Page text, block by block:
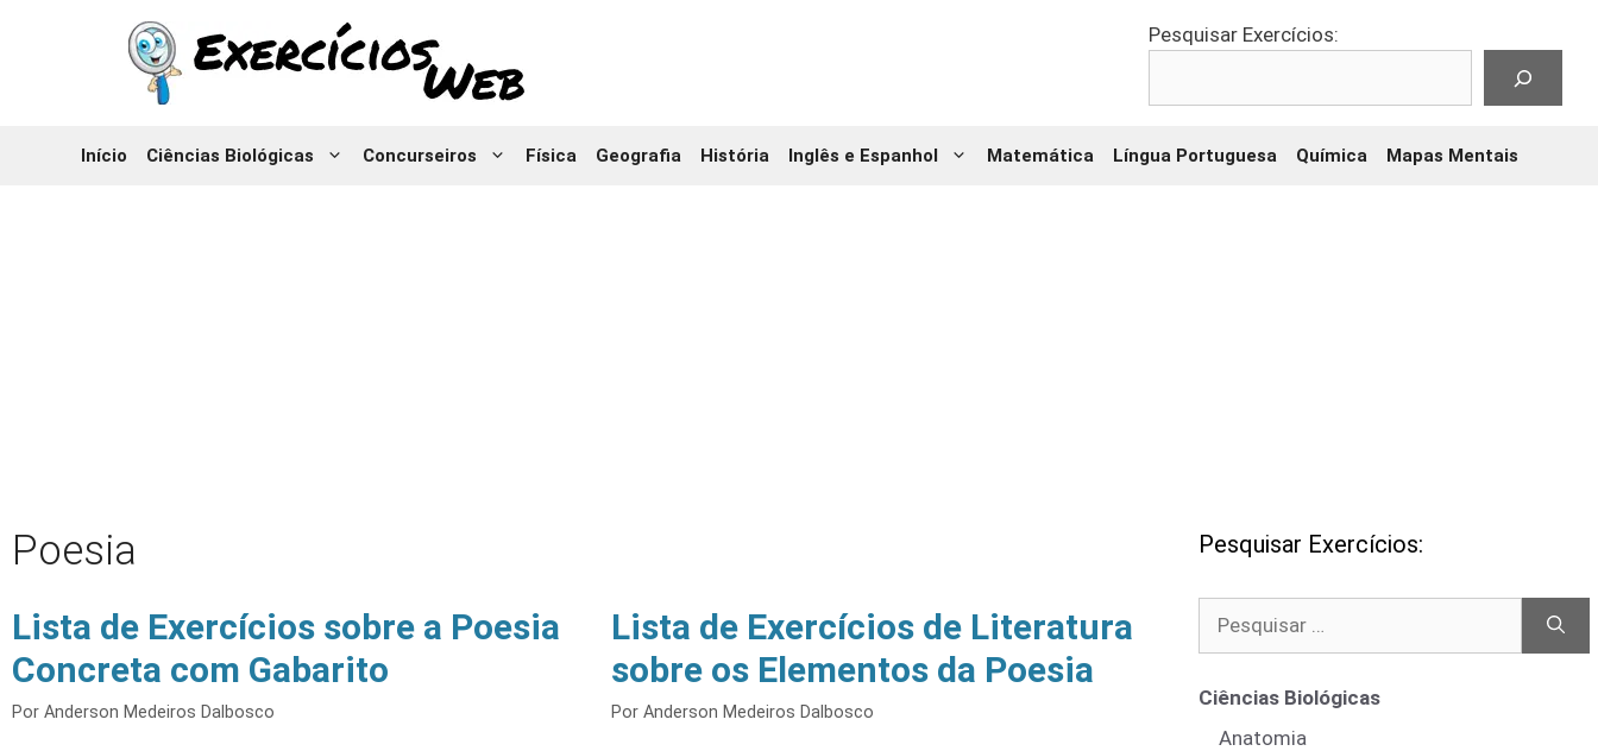
Pesquisar Exercícios:
Início Ciências Biológicas Concurseiros Física Geografia História Inglês e Espanhol Matemática Língua Portuguesa Química Mapas Mentais
Poesia
Lista de Exercícios sobre a Poesia
Concreta com Gabarito
Por Anderson Medeiros Dalbosco
Lista de Exercícios de Literatura
sobre os Elementos da Poesia
Por Anderson Medeiros Dalbosco
Pesquisar Exercícios:
Ciências Biológicas
Anatomia